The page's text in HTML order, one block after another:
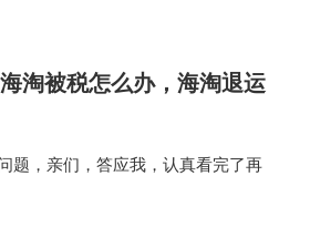
淘被税怎么办，海淘退运
题，亲们，答应我，认真看完了再